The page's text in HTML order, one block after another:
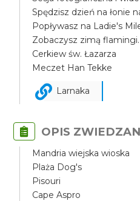
Spędzisz dzień na łonie
Popływasz na Ladie's
Zobaczysz zimą flamingi.
Cerkiew św. Łazarza
Meczet Han Tekke
Larnaka
OPIS
Mandria wiejska wioska
Plaża Dog's
Pisouri
Cape Aspro